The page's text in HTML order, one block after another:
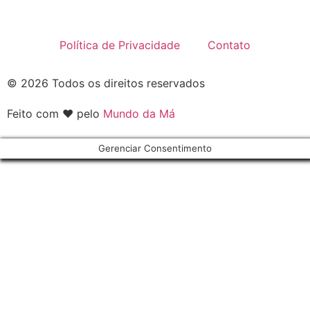
Política de Privacidade Contato
© 2026 Todos os direitos reservados
Feito com ♥ pelo Mundo da Má
Gerenciar Consentimento